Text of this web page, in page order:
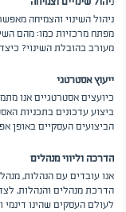
ניהול השינוי והצמיחה
מפתח מרכזיות כמו: מהם
מעורב בהובלת השינוי?
ייעוץ אסטרטגי
כיועצים אסטרטגיים אנו
ביצוע עדכונים בתכניות
הביצועים העסקיים באופן
הדרכה וליווי מנהלים
אנו עובדים עם הנהלות,
הדרכת מנהלים והנהלות,
לעולם העסקים שהינו